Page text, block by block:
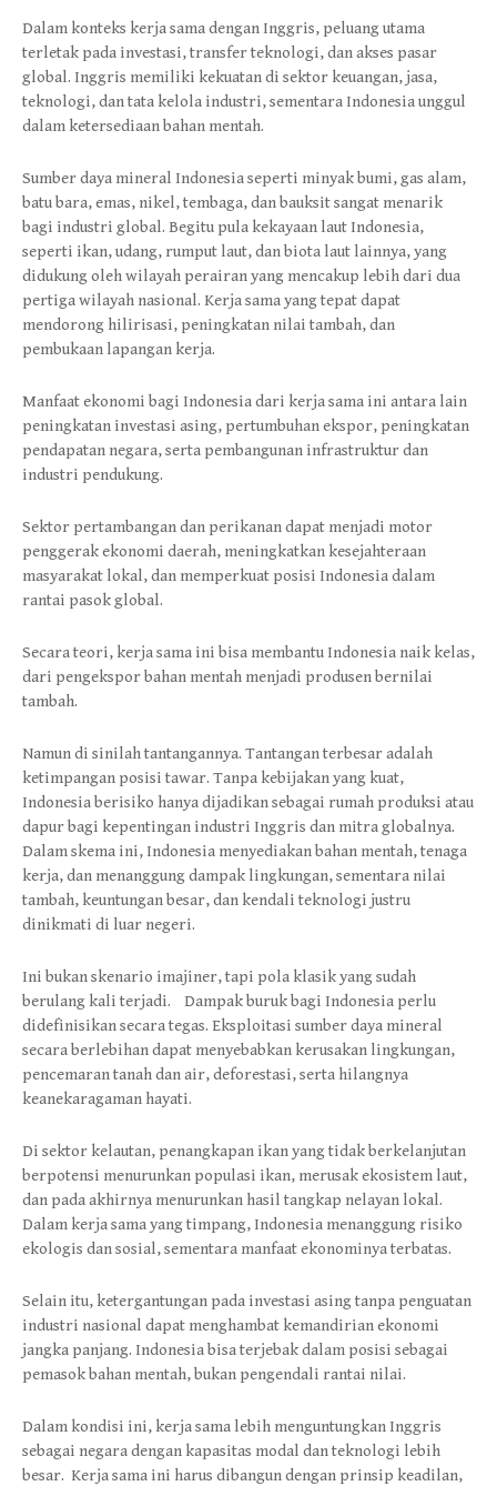
Dalam konteks kerja sama dengan Inggris, peluang utama
terletak pada investasi, transfer teknologi, dan akses pasar
global. Inggris memiliki kekuatan di sektor keuangan, jasa,
teknologi, dan tata kelola industri, sementara Indonesia unggul
dalam ketersediaan bahan mentah.
Sumber daya mineral Indonesia seperti minyak bumi, gas alam,
batu bara, emas, nikel, tembaga, dan bauksit sangat menarik
bagi industri global. Begitu pula kekayaan laut Indonesia,
seperti ikan, udang, rumput laut, dan biota laut lainnya, yang
didukung oleh wilayah perairan yang mencakup lebih dari dua
pertiga wilayah nasional. Kerja sama yang tepat dapat
mendorong hilirisasi, peningkatan nilai tambah, dan
pembukaan lapangan kerja.
Manfaat ekonomi bagi Indonesia dari kerja sama ini antara lain
peningkatan investasi asing, pertumbuhan ekspor, peningkatan
pendapatan negara, serta pembangunan infrastruktur dan
industri pendukung.
Sektor pertambangan dan perikanan dapat menjadi motor
penggerak ekonomi daerah, meningkatkan kesejahteraan
masyarakat lokal, dan memperkuat posisi Indonesia dalam
rantai pasok global.
Secara teori, kerja sama ini bisa membantu Indonesia naik kelas,
dari pengekspor bahan mentah menjadi produsen bernilai
tambah.
Namun di sinilah tantangannya. Tantangan terbesar adalah
ketimpangan posisi tawar. Tanpa kebijakan yang kuat,
Indonesia berisiko hanya dijadikan sebagai rumah produksi atau
dapur bagi kepentingan industri Inggris dan mitra globalnya.
Dalam skema ini, Indonesia menyediakan bahan mentah, tenaga
kerja, dan menanggung dampak lingkungan, sementara nilai
tambah, keuntungan besar, dan kendali teknologi justru
dinikmati di luar negeri.
Ini bukan skenario imajiner, tapi pola klasik yang sudah
berulang kali terjadi. Dampak buruk bagi Indonesia perlu
didefinisikan secara tegas. Eksploitasi sumber daya mineral
secara berlebihan dapat menyebabkan kerusakan lingkungan,
pencemaran tanah dan air, deforestasi, serta hilangnya
keanekaragaman hayati.
Di sektor kelautan, penangkapan ikan yang tidak berkelanjutan
berpotensi menurunkan populasi ikan, merusak ekosistem laut,
dan pada akhirnya menurunkan hasil tangkap nelayan lokal.
Dalam kerja sama yang timpang, Indonesia menanggung risiko
ekologis dan sosial, sementara manfaat ekonominya terbatas.
Selain itu, ketergantungan pada investasi asing tanpa penguatan
industri nasional dapat menghambat kemandirian ekonomi
jangka panjang. Indonesia bisa terjebak dalam posisi sebagai
pemasok bahan mentah, bukan pengendali rantai nilai.
Dalam kondisi ini, kerja sama lebih menguntungkan Inggris
sebagai negara dengan kapasitas modal dan teknologi lebih
besar. Kerja sama ini harus dibangun dengan prinsip keadilan,